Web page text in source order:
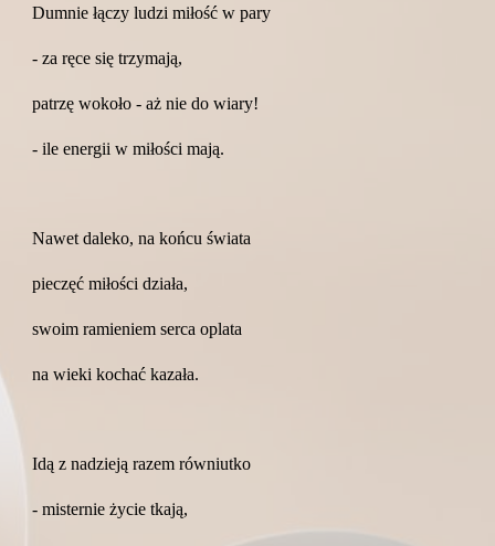
Dumnie łączy ludzi miłość w pary
- za ręce się trzymają,
patrzę wokoło - aż nie do wiary!
- ile energii w miłości mają.
Nawet daleko, na końcu świata
pieczęć miłości działa,
swoim ramieniem serca oplata
na wieki kochać kazała.
Idą z nadzieją razem równiutko
- misternie życie tkają,